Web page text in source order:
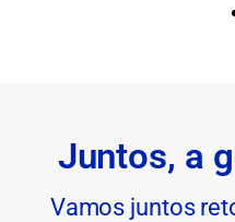
Juntos, a
Vamos juntos